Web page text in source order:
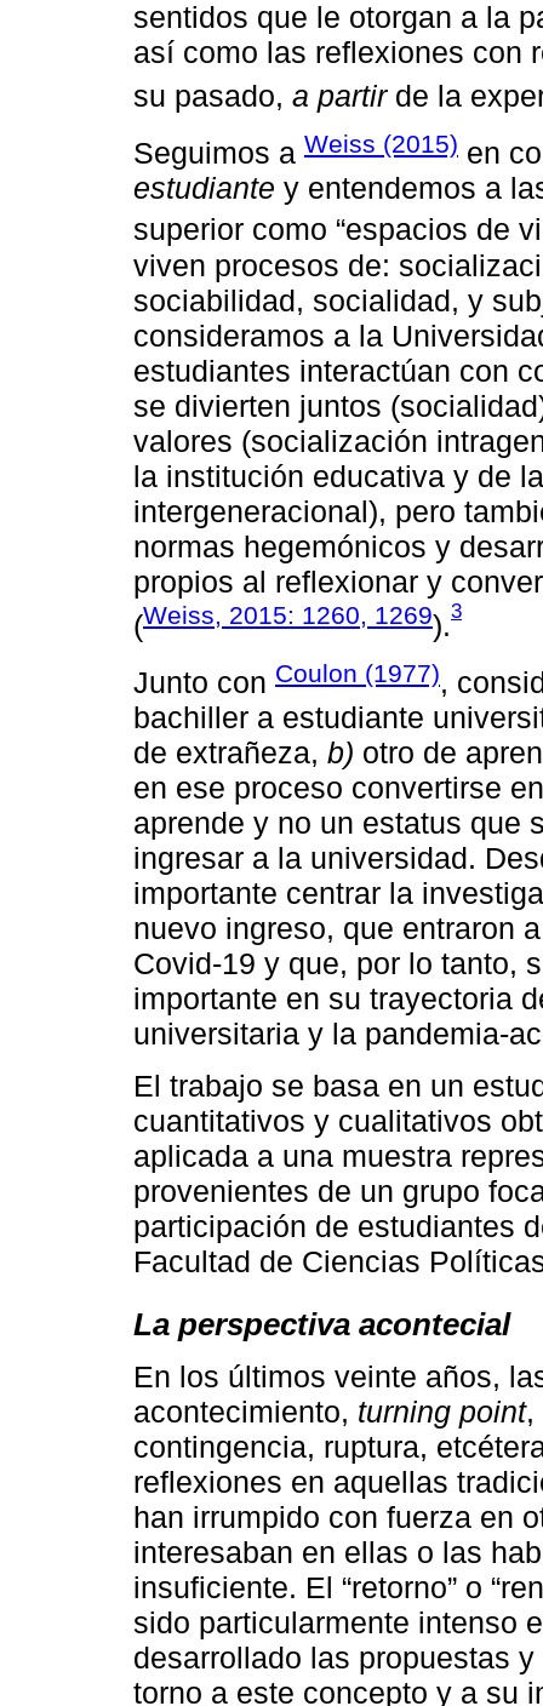
sentidos que le otorgan a la
así como las reflexiones con
su pasado, a partirde la
Seguimos a Weiss (2015) en
estudiante y entendemos a
superior como “espacios de
viven procesos de:
sociabilidad, socialidad, y
consideramos a la
estudiantes interactúan con
se divierten juntos
valores (socialización
la institución educativa y de
intergeneracional), pero
normas hegemónicos y
propios al reflexionar y
(Weiss, 2015: 1260, 1269).3
Junto con Coulon (1977),
bachiller a estudiante
de extrañeza, b) otro de
en ese proceso convertirse
aprende y no un estatus que
ingresar a la universidad.
importante centrar la
nuevo ingreso, que entraron
Covid-19 y que, por lo tanto,
importante en su trayectoria
universitaria y la pandemia-
El trabajo se basa en un
cuantitativos y cualitativos
aplicada a una muestra
provenientes de un grupo
participación de estudiantes
Facultad de Ciencias
La perspectiva acontecial
En los últimos veinte años,
acontecimiento, turning point,
contingencia, ruptura,
reflexiones en aquellas
han irrumpido con fuerza en
interesaban en ellas o las
insuficiente. El “retorno” o
sido particularmente intenso
desarrollado las propuestas
torno a este concepto y a su